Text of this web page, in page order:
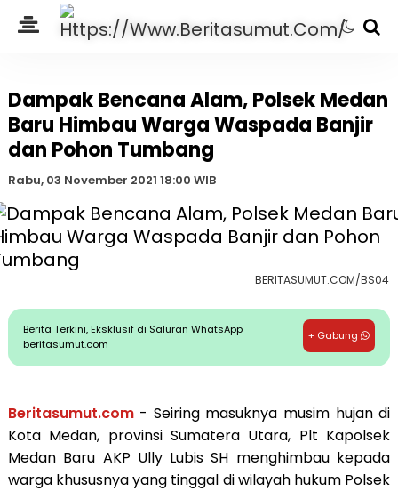
Dampak Bencana Alam, Polsek Medan
Baru Himbau Warga Waspada Banjir
dan Pohon Tumbang
Rabu, 03 November 2021 18:00 WIB
BERITASUMUT.COM/BS04
Berita Terkini, Eksklusif di Saluran WhatsApp
beritasumut.com
+ Gabung
Beritasumut.com- Seiring masuknya musim hujan di
Kota Medan, provinsi Sumatera Utara, Plt Kapolsek
Medan Baru AKP Ully Lubis SH menghimbau kepada
warga khususnya yang tinggal di wilayah hukum Polsek